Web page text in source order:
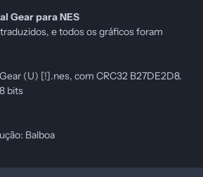
Gear para NES
e todos os gráficos foram
(U) [!].nes, com CRC32 B27DE2D8.
bits
Balboa